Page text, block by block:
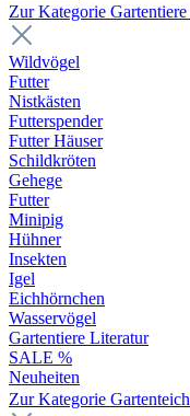
Zur Kategorie Gartentiere
Wildvögel
Futter
Nistkästen
Futterspender
Futter Häuser
Schildkröten
Gehege
Futter
Minipig
Hühner
Insekten
Igel
Eichhörnchen
Wasservögel
Gartentiere Literatur
SALE %
Neuheiten
Zur Kategorie Gartenteich